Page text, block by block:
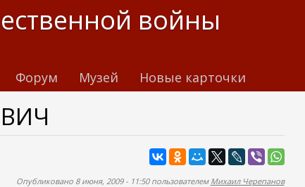
войны
Форум Музей Новые карточки
Опубликовано 8 июня, 2009 - 11:50 пользователем Михаил Черепанов